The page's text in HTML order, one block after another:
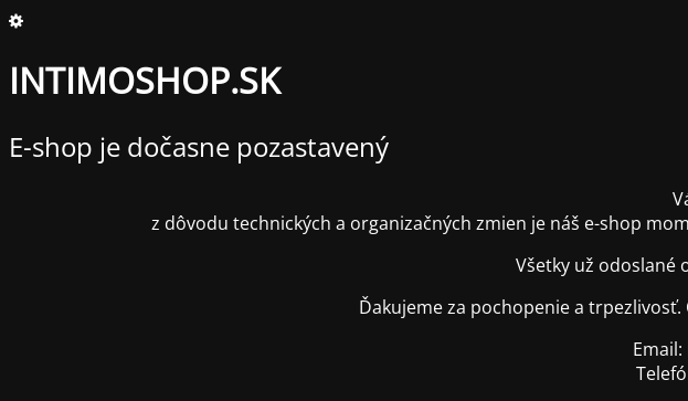
INTIMOSHOP.SK
E-shop je dočasne pozastavený
z dôvodu technických a organizačných zmien je náš e-shop
Všetky už odoslané
Ďakujeme za pochopenie a